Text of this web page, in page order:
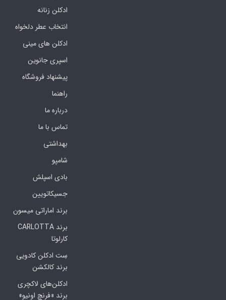
ادکلن زنانه
انتخاب عطر دلخواه
ادکلن های مینی
اسپری جانوین
پیشنهاد فروشگاه
راهنما
درباره ما
تماس با ما
بهداشتی
شامپو
بادی اسپلش
جسیکاتویین
برند اماراتی میسون
برند CARLOTTA
کارلوتا
سِت ادکلن کادویی
برند کالکشن
ادکلن‌های لاکچری
برند «فرنچ اونیو»